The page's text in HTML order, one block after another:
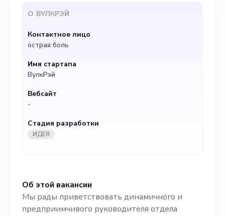
маркетинга в нашу
команду в VulcRay. На этой
должности вы будете
сочетать творческий
подход и аналитические
способности, чтобы
разрабатывать и
реализовывать
узнаваемости бренда и
росту клиентов. Мы ищем
Об этой вакансии
Мы рады приветствовать динамичного и
предприимчивого руководителя отдела
О ВУЛКРЭЙ
Контактное лицо
острая боль
Имя стартапа
ВулкРэй
Вебсайт
-
Стадия разработки
ИДЕЯ